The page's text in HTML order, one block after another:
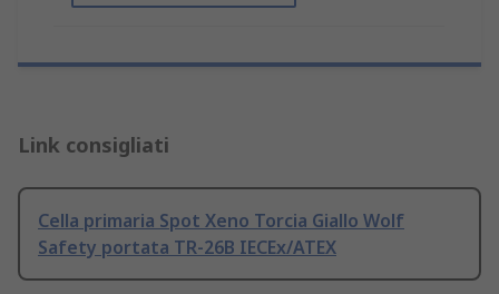
Link consigliati
Cella primaria Spot Xeno Torcia Giallo Wolf
Safety portata TR-26B IECEx/ATEX